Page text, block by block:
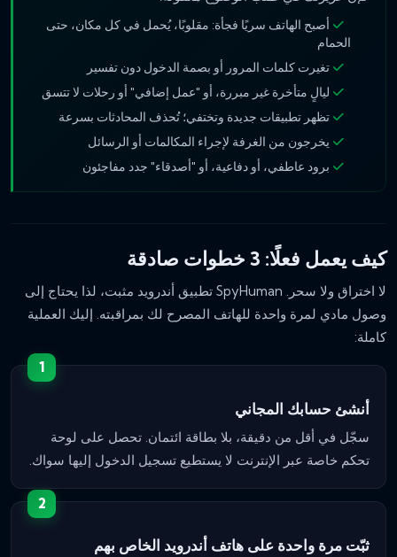
أصبح الهاتف سريًا فجأة: مقلوبًا، يُحمل في كل مكان، حتى
الحمام
تغيرت كلمات المرور أو بصمة الدخول دون تفسير
ليالٍ متأخرة غير مبررة، أو "عمل إضافي" أو رحلات لا تتسق
تظهر تطبيقات جديدة وتختفي؛ تُحذف المحادثات بسرعة
يخرجون من الغرفة لإجراء المكالمات أو الرسائل
برود عاطفي، أو دفاعية، أو "أصدقاء" جدد مفاجئون
كيف يعمل فعلًا: 3 خطوات صادقة
لا اختراق ولا سحر. SpyHuman تطبيق أندرويد مثبت، لذا يحتاج إلى
وصول مادي لمرة واحدة للهاتف المصرح لك بمراقبته. إليك العملية
كاملة:
أنشئ حسابك المجاني
سجّل في أقل من دقيقة، بلا بطاقة ائتمان. تحصل على لوحة
تحكم خاصة عبر الإنترنت لا يستطيع تسجيل الدخول إليها سواك.
ثبّت مرة واحدة على هاتف أندرويد الخاص بهم